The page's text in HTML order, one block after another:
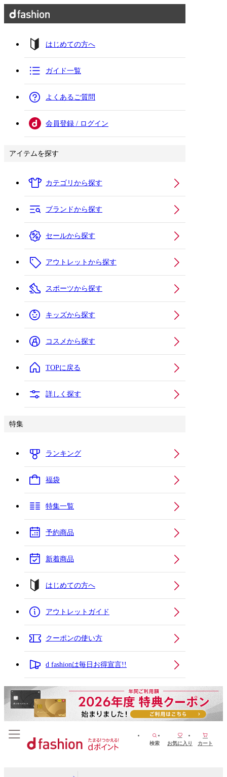
はじめての方へ
ガイド一覧
よくあるご質問
会員登録 / ログイン
アイテムを探す
カテゴリから探す
ブランドから探す
セールから探す
アウトレットから探す
スポーツから探す
キッズから探す
コスメから探す
TOPに戻る
詳しく探す
特集
ランキング
福袋
特集一覧
予約商品
新着商品
はじめての方へ
アウトレットガイド
クーポンの使い方
d fashionは毎日お得宣言!!
検索 お気に入り カート